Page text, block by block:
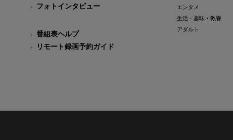
フォトインタビュー
番組表ヘルプ
リモート録画予約ガイド
エンタメ
生活・趣味・教養
アダルト